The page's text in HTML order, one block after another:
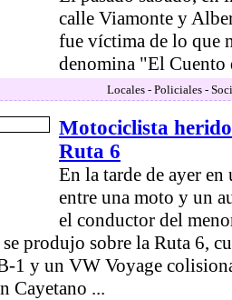
calle Viamonte y
fue víctima de lo que
denomina "El Cuento
Locales - Policiales -
Motociclista
Ruta 6
En la tarde de ayer
entre una moto y un
el conductor del
se produjo sobre la Ruta 6,
1 y un VW Voyage
Cayetano ...